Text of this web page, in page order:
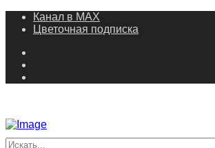
Канал в MAX
Цветочная подписка